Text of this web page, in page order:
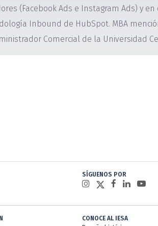
(Facebook Ads e Instagram Ads) y
Inbound de HubSpot. MBA
Comercial de la Universidad
SÍGUENOS POR
CONOCE AL IESA